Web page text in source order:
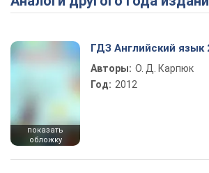
показать
обложку
ГДЗ Английский язык
Авторы: О. Д. Карпюк
Год: 2012